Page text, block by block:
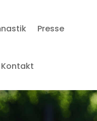
Presse
Kontakt